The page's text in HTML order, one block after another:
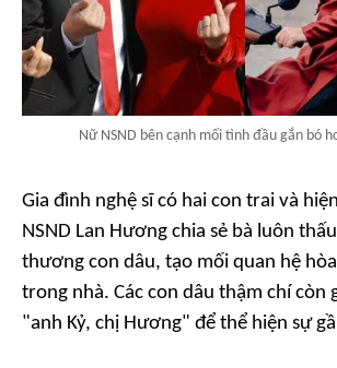
Nữ NSND bên cạnh mối tình đầu gắn bó
Gia đình nghệ sĩ có hai con trai và
NSND Lan Hương chia sẻ bà luôn
thương con dâu, tạo mối quan hệ
trong nhà. Các con dâu thậm chí còn
"anh Kỷ, chị Hương" để thể hiện sự